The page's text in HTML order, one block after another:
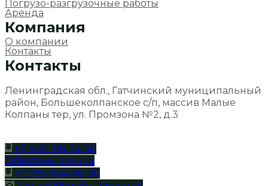
Погрузо-разгрузочные работы
Аренда
Компания
О компании
Контакты
Контакты
Ленинградская обл., Гатчинский муниципальный
район, Большеколпанское с/п, массив Малые
Колпаны тер, ул. Промзона №2, д.3
+7-905-216-74-30
Обратный звонок
+7-965-034-06-00